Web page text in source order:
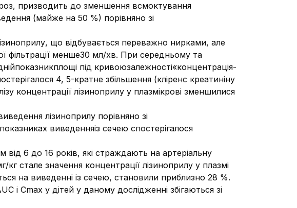
призводить до зменшення всмоктування
(майже на 50 %) порівняно зі
що відбувається переважно нирками, але
фільтрації менше30 мл/хв. При середньому та
під кривоюзалежності«концентрація-
4, 5-кратне збільшення (кліренс креатиніну
концентрації лізиноприлу у плазмікрові зменшилися
лізиноприлу порівняно зі
виведенняіз сечею спостерігалося
від 6 до 16 років, які страждають на артеріальну
стале значення концентрації лізиноприлу у плазмі
на виведенні із сечею, становили приблизно 28 %.
і Cmax у дітей у даному дослідженні збігаються зі